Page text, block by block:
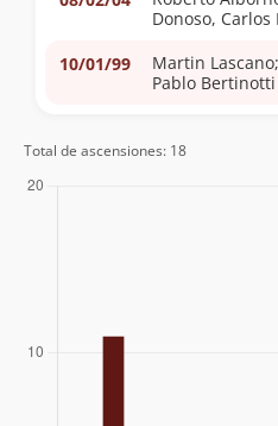
Donoso, Carlos
10/01/99
Martin
Pablo Bertinotti
Total de ascensiones: 18